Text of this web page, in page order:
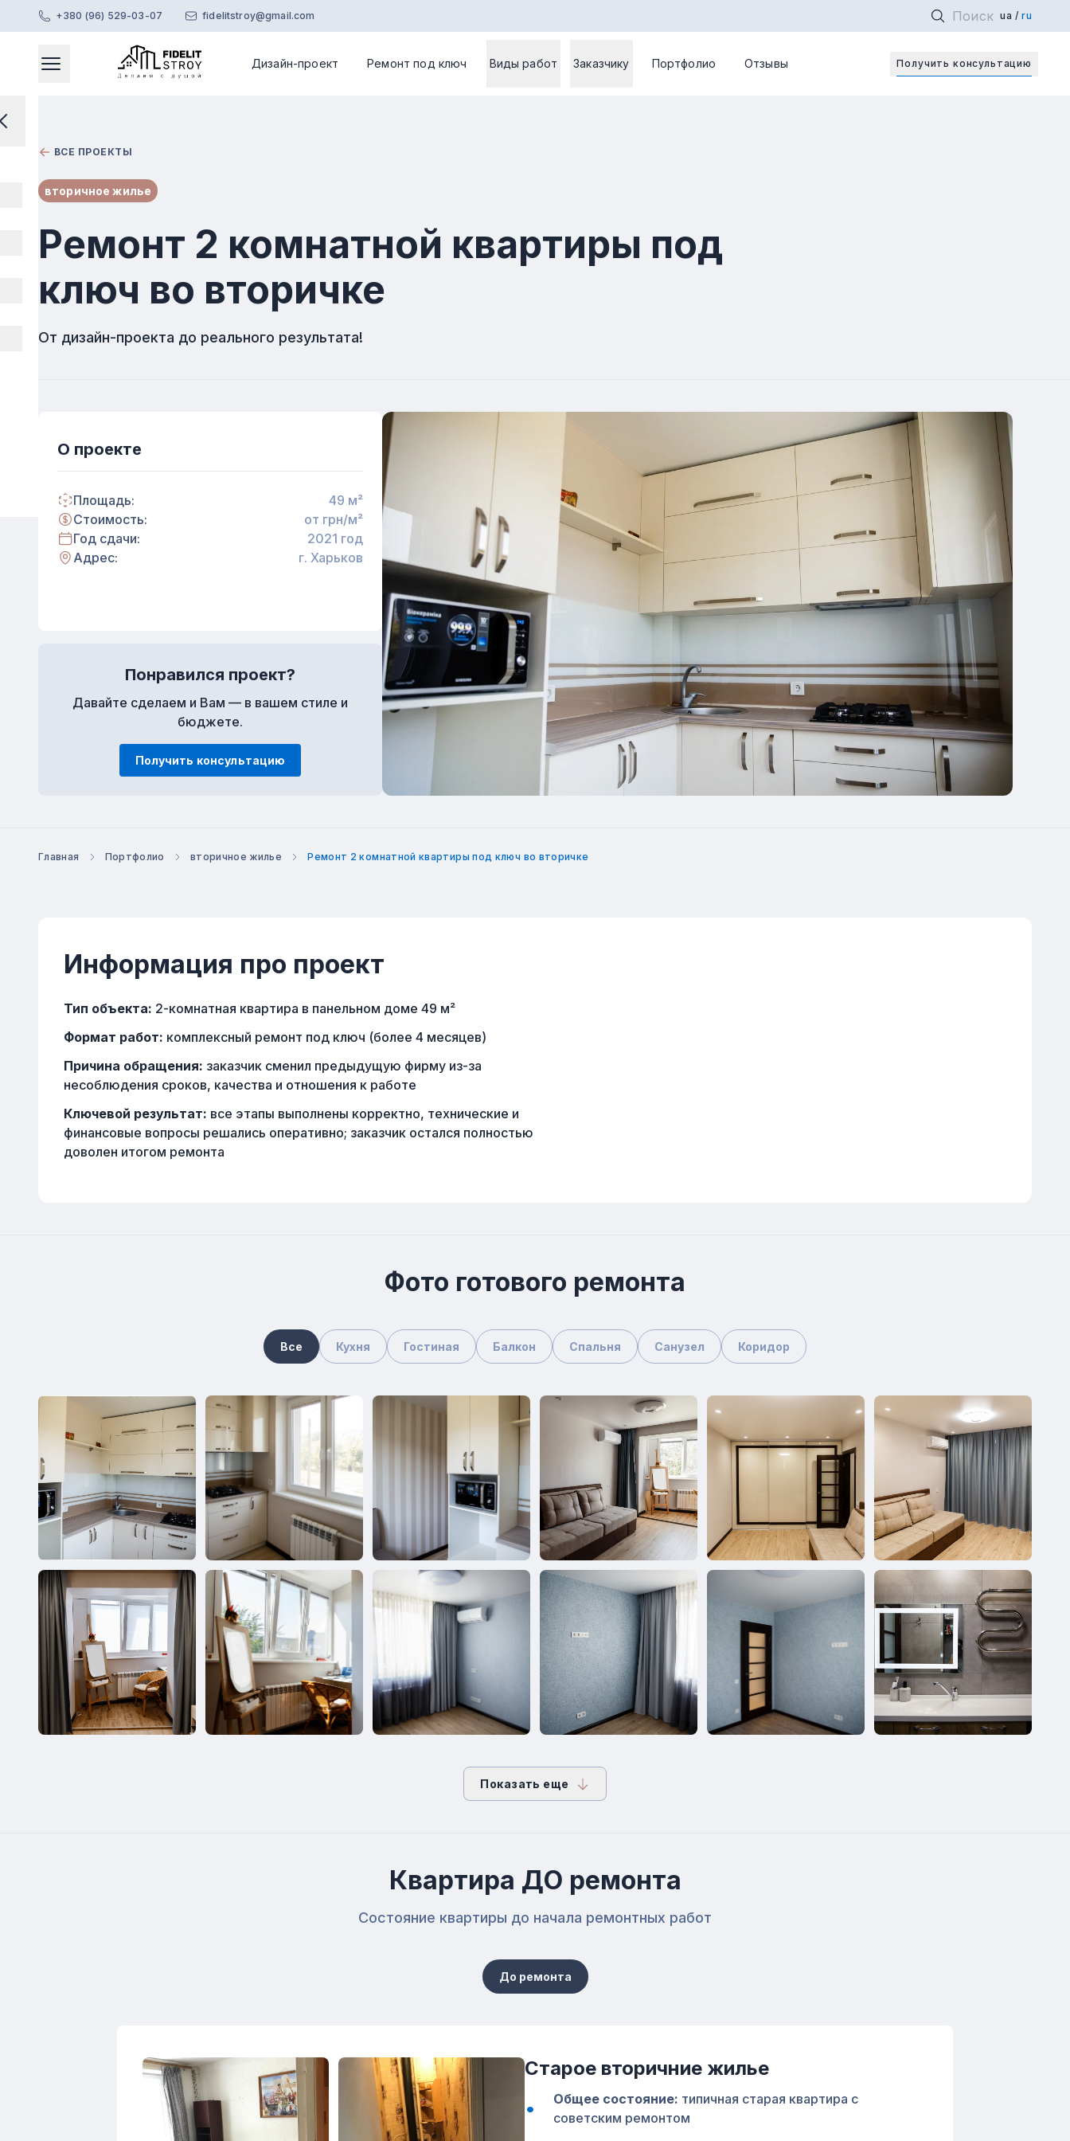
+380 (96) 529-03-07 fidelitstroy@gmail.com ua ru
Главное меню Открывает модальное окно
Дизайн-проект Ремонт под ключ Виды работ Заказчику Портфолио Отзывы Получить консультацию
ВСЕ ПРОЕКТЫ
вторичное жилье
Ремонт 2 комнатной квартиры под
ключ во вторичке
От дизайн-проекта до реального результата!
О проекте
Площадь: 49 м²
Стоимость:
от грн/м²
Год сдачи:
2021 год
Адрес:
г. Харьков
Понравился проект?
Давайте сделаем и Вам — в вашем стиле и
бюджете.
Получить консультацию
Главная Портфолио вторичное жилье Ремонт 2 комнатной квартиры под ключ во вторичке
Информация про проект
Тип объекта: 2-комнатная квартира в панельном доме 49 м²
Формат работ: комплексный ремонт под ключ (более 4 месяцев)
Причина обращения: заказчик сменил предыдущую фирму из-за
несоблюдения сроков, качества и отношения к работе
Ключевой результат: все этапы выполнены корректно, технические и
финансовые вопросы решались оперативно; заказчик остался полностью
доволен итогом ремонта
Фото готового ремонта
Все Кухня Гостиная Балкон Спальня Санузел Коридор
Показать еще
Квартира ДО ремонта
Состояние квартиры до начала ремонтных работ
До ремонта
Старое вторичние жилье
Общее состояние: типичная старая квартира с
советским ремонтом